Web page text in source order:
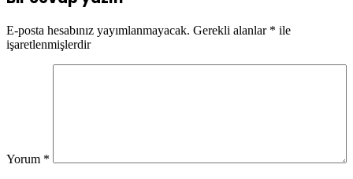
E-posta hesabınız yayımlanmayacak. Gerekli alanlar * ile
işaretlenmişlerdir
Yorum *